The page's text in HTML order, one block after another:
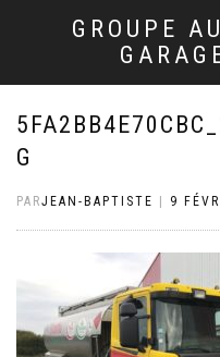
GROUPE
G
PARJEAN-BAPTISTE 9